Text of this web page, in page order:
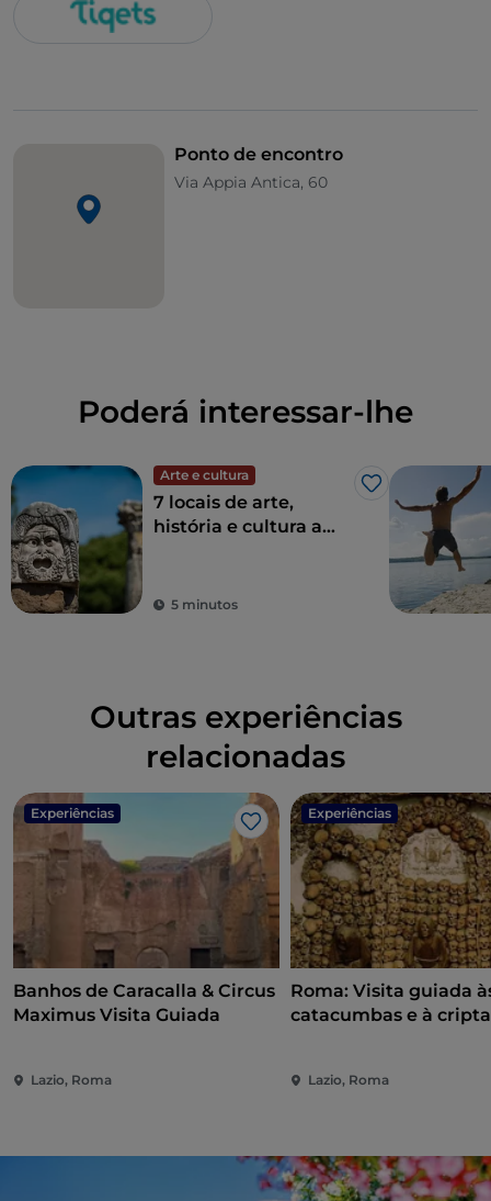
Ponto de encontro
Via Appia Antica, 60
Poderá interessar-lhe
Arte e cultura
Gosto
7 locais de arte,
história e cultura a
5 minutos
Outras experiências
relacionadas
Experiências
Gosto
Banhos de Caracalla & Circus
Maximus Visita Guiada
Lazio, Roma
Experiências
Roma: Visita guiada
catacumbas e à
Lazio, Roma